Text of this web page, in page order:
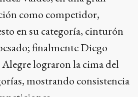
más de ocho años en la
para competición y
deportiva recreativa
para todas las
y niñas entre 5 y 10 años.